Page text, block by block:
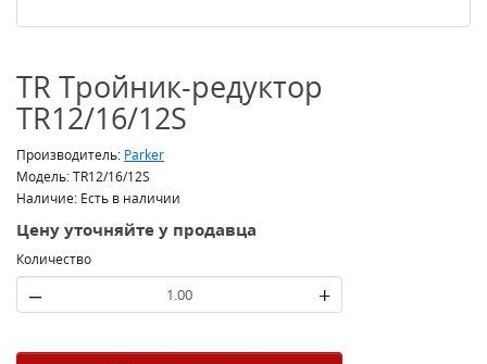
TR Тройник-редуктор
TR12/16/12S
Производитель: Parker
Модель: TR12/16/12S
Наличие: Есть в наличии
Цену уточняйте у продавца
Количество
– +